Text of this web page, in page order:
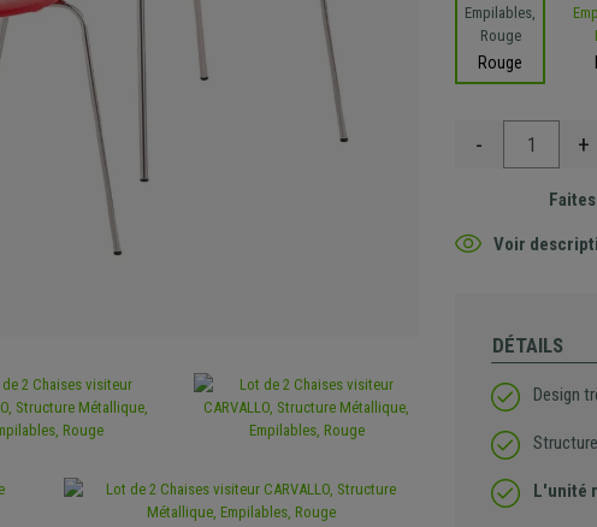
Rouge
- +
Voir
DÉTAILS
Design
L'unité